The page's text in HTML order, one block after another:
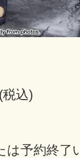
込)
予約終了